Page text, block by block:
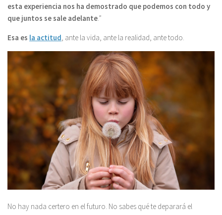
esta experiencia nos ha demostrado que podemos con todo y
que juntos se sale adelante.”
Esa es la actitud, ante la vida, ante la realidad, ante todo.
No hay nada certero en el futuro. No sabes qué te deparará el